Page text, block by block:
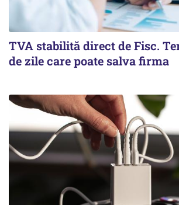
TVA stabilită direct de Fisc.
de zile care poate salva firma